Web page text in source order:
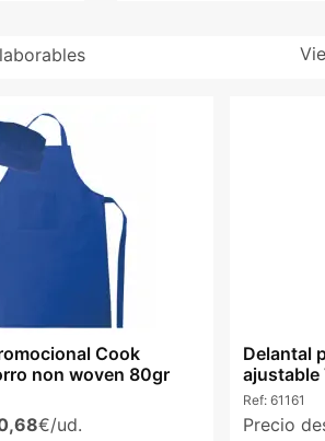
Cook
non woven 80gr
€/ud.
Delantal
ajustable
Ref: 61161
Precio